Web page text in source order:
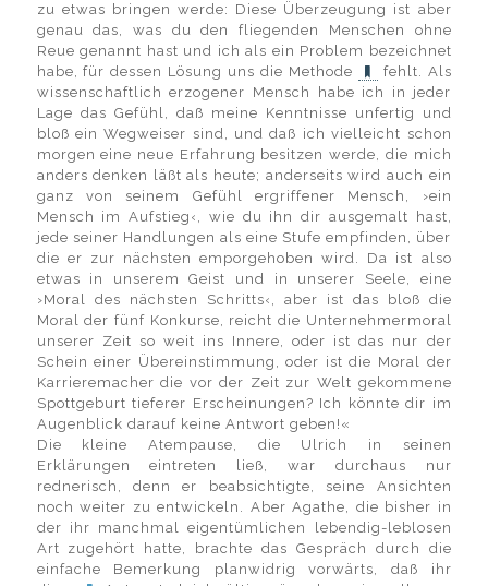
zu etwas bringen werde: Diese Überzeugung ist aber
genau das, was du den fliegenden Menschen ohne
Reue genannt hast und ich als ein Problem bezeichnet
habe, für dessen Lösung uns die Methode
fehlt. Als
wissenschaftlich erzogener Mensch habe ich in jeder
Lage das Gefühl, daß meine Kenntnisse unfertig und
bloß ein Wegweiser sind, und daß ich vielleicht schon
morgen eine neue Erfahrung besitzen werde, die mich
anders denken läßt als heute; anderseits wird auch ein
ganz von seinem Gefühl ergriffener Mensch, ›ein
Mensch im Aufstieg‹, wie du ihn dir ausgemalt hast,
jede seiner Handlungen als eine Stufe empfinden, über
die er zur nächsten emporgehoben wird. Da ist also
etwas in unserem Geist und in unserer Seele, eine
›Moral des nächsten Schritts‹, aber ist das bloß die
Moral der fünf Konkurse, reicht die Unternehmermoral
unserer Zeit so weit ins Innere, oder ist das nur der
Schein einer Übereinstimmung, oder ist die Moral der
Karrieremacher die vor der Zeit zur Welt gekommene
Spottgeburt tieferer Erscheinungen? Ich könnte dir im
Augenblick darauf keine Antwort geben!«
Die kleine Atempause, die Ulrich in seinen
Erklärungen eintreten ließ, war durchaus nur
rednerisch, denn er beabsichtigte, seine Ansichten
noch weiter zu entwickeln. Aber Agathe, die bisher in
der ihr manchmal eigentümlichen lebendig-leblosen
Art zugehört hatte, brachte das Gespräch durch die
einfache Bemerkung planwidrig vorwärts, daß ihr